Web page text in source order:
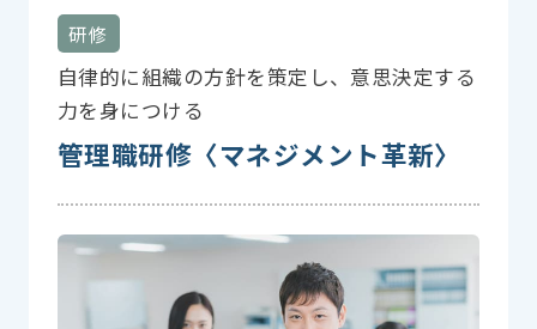
研修
自律的に組織の方針を策定し、意思決定する
力を身につける
管理職研修〈マネジメント革新〉